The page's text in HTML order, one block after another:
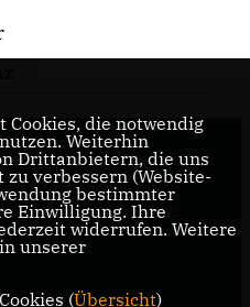
im Rat der Stadt
Informationen rund
der zweitgrößten Stadt
Cookies, die notwendig
Weiterhin
Drittanbietern, die uns
zu verbessern (Website-
bestimmter
Einwilligung. Ihre
widerrufen. Weitere
unserer
(Übersicht)